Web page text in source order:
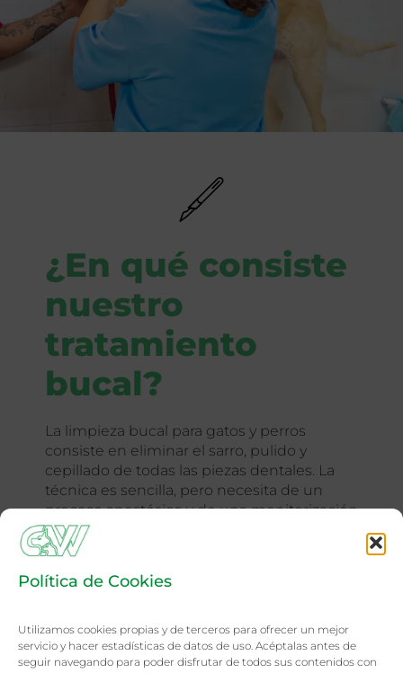
Política de Cookies
Utilizamos cookies propias y de terceros para ofrecer un mejor
servicio y hacer estadísticas de datos de uso. Acéptalas antes de
seguir navegando para poder disfrutar de todos sus contenidos con
¿En qué consiste
nuestro
tratamiento
bucal?
La limpieza bucal para gatos y perros
consiste en eliminar el sarro, pulido y
cepillado de todas las piezas dentales. La
técnica es sencilla, pero necesita de un
proceso anestésico y de una monitorización
controlada por un especialista anestesista,
quien estará presente durante toda la